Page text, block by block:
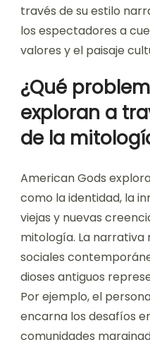
través de su estilo
los espectadores a
valores y el paisaje
¿Qué
exploran a
de la
American Gods
como la identidad, la
viejas y nuevas
mitología. La narrativa
sociales
dioses antiguos
Por ejemplo, el
encarna los desafíos
comunidades